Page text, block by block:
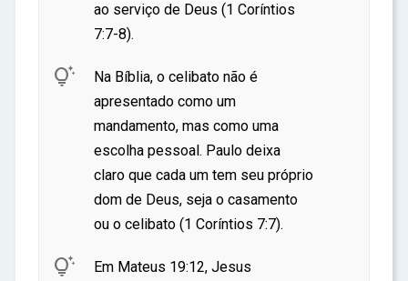
ao serviço de Deus (1 Coríntios
7:7-8).

Na Bíblia, o celibato não é
apresentado como um
mandamento, mas como uma
escolha pessoal. Paulo deixa
claro que cada um tem seu próprio
dom de Deus, seja o casamento
ou o celibato (1 Coríntios 7:7).

Em Mateus 19:12, Jesus